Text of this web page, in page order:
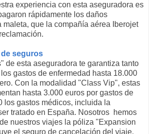
experiencia con esta aseguradora es
rápidamente los daños
maleta, que la compañía aérea Iberojet
seguros
de esta aseguradora te garantiza tanto
gastos de enfermedad hasta 18.000
Con la modalidad "Class Vip", estas
hasta 3.000 euros por gastos de
los gastos médicos, incluida la
tratado en España. Nosotros hemos
nuestros viajes la póliza "Expansion
el seguro de cancelación del viaje.